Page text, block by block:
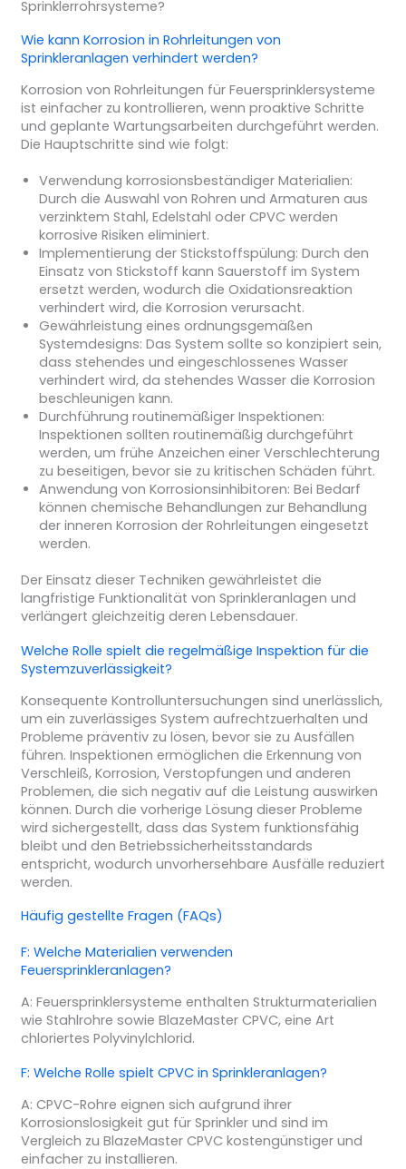
Wie kann Korrosion in Rohrleitungen von
Sprinkleranlagen verhindert werden?
Korrosion von Rohrleitungen für Feuersprinklersysteme
ist einfacher zu kontrollieren, wenn proaktive Schritte
und geplante Wartungsarbeiten durchgeführt werden.
Die Hauptschritte sind wie folgt:
Verwendung korrosionsbeständiger Materialien:
Durch die Auswahl von Rohren und Armaturen aus
verzinktem Stahl, Edelstahl oder CPVC werden
korrosive Risiken eliminiert.
Implementierung der Stickstoffspülung: Durch den
Einsatz von Stickstoff kann Sauerstoff im System
ersetzt werden, wodurch die Oxidationsreaktion
verhindert wird, die Korrosion verursacht.
Gewährleistung eines ordnungsgemäßen
Systemdesigns: Das System sollte so konzipiert sein,
dass stehendes und eingeschlossenes Wasser
verhindert wird, da stehendes Wasser die Korrosion
beschleunigen kann.
Durchführung routinemäßiger Inspektionen:
Inspektionen sollten routinemäßig durchgeführt
werden, um frühe Anzeichen einer Verschlechterung
zu beseitigen, bevor sie zu kritischen Schäden führt.
Anwendung von Korrosionsinhibitoren: Bei Bedarf
können chemische Behandlungen zur Behandlung
der inneren Korrosion der Rohrleitungen eingesetzt
werden.
Der Einsatz dieser Techniken gewährleistet die
langfristige Funktionalität von Sprinkleranlagen und
verlängert gleichzeitig deren Lebensdauer.
Welche Rolle spielt die regelmäßige Inspektion für die
Systemzuverlässigkeit?
Konsequente Kontrolluntersuchungen sind unerlässlich,
um ein zuverlässiges System aufrechtzuerhalten und
Probleme präventiv zu lösen, bevor sie zu Ausfällen
führen. Inspektionen ermöglichen die Erkennung von
Verschleiß, Korrosion, Verstopfungen und anderen
Problemen, die sich negativ auf die Leistung auswirken
können. Durch die vorherige Lösung dieser Probleme
wird sichergestellt, dass das System funktionsfähig
bleibt und den Betriebssicherheitsstandards
entspricht, wodurch unvorhersehbare Ausfälle reduziert
werden.
Häufig gestellte Fragen (FAQs)
F: Welche Materialien verwenden
Feuersprinkleranlagen?
A: Feuersprinklersysteme enthalten Strukturmaterialien
wie Stahlrohre sowie BlazeMaster CPVC, eine Art
chloriertes Polyvinylchlorid.
F: Welche Rolle spielt CPVC in Sprinkleranlagen?
A: CPVC-Rohre eignen sich aufgrund ihrer
Korrosionslosigkeit gut für Sprinkler und sind im
Vergleich zu BlazeMaster CPVC kostengünstiger und
einfacher zu installieren.